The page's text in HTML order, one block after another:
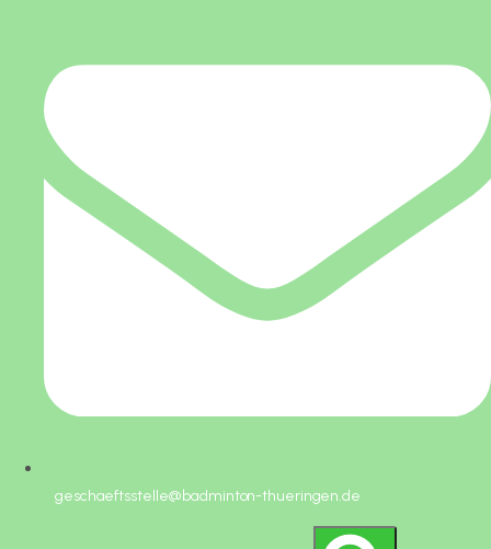
geschaeftsstelle@badminton-thueringen.de